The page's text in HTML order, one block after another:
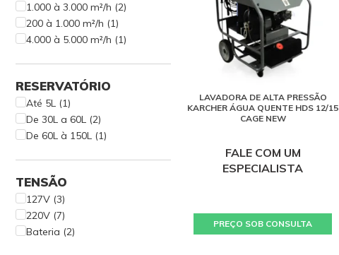
1.000 à 3.000 m²/h (2)
200 à 1.000 m²/h (1)
4.000 à 5.000 m²/h (1)
RESERVATÓRIO
Até 5L (1)
De 30L a 60L (2)
De 60L à 150L (1)
TENSÃO
127V (3)
220V (7)
Bateria (2)
LAVADORA DE ALTA PRESSÃO
KARCHER ÁGUA QUENTE HDS 12/15
CAGE NEW
FALE COM UM
ESPECIALISTA
PREÇO SOB CONSULTA